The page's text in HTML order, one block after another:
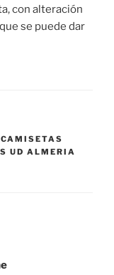
con alteración
se puede dar
CAMISETAS
UD ALMERIA